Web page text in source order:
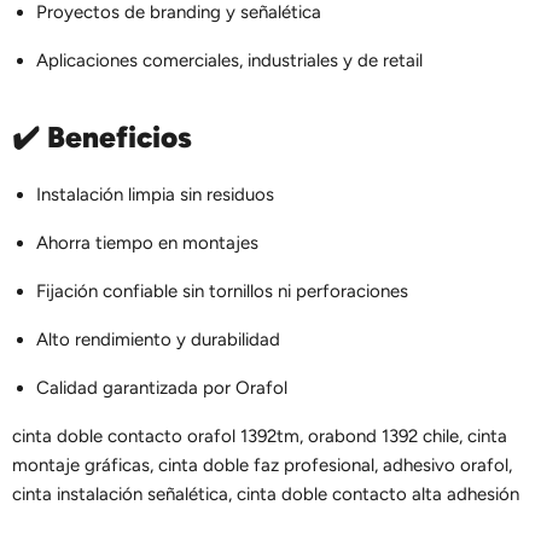
Proyectos de branding y señalética
Aplicaciones comerciales, industriales y de retail
✔️ Beneficios
Instalación limpia sin residuos
Ahorra tiempo en montajes
Fijación confiable sin tornillos ni perforaciones
Alto rendimiento y durabilidad
Calidad garantizada por Orafol
cinta doble contacto orafol 1392tm, orabond 1392 chile, cinta
montaje gráficas, cinta doble faz profesional, adhesivo orafol,
cinta instalación señalética, cinta doble contacto alta adhesión